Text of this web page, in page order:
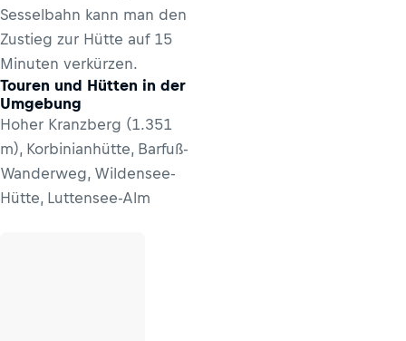
Sesselbahn kann man den
Zustieg zur Hütte auf 15
Minuten verkürzen.
Touren und Hütten in der
Umgebung
Hoher Kranzberg (1.351
m), Korbinianhütte, Barfuß-
Wanderweg, Wildensee-
Hütte, Luttensee-Alm